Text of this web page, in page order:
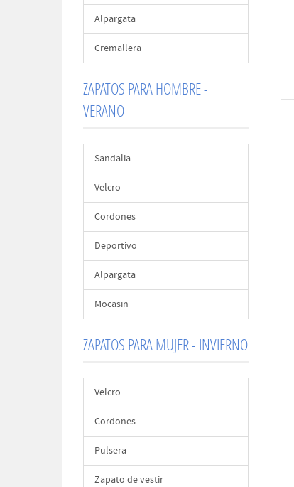
Alpargata
Cremallera
ZAPATOS PARA HOMBRE -
VERANO
Sandalia
Velcro
Cordones
Deportivo
Alpargata
Mocasin
ZAPATOS PARA MUJER - INVIERNO
Velcro
Cordones
Pulsera
Zapato de vestir